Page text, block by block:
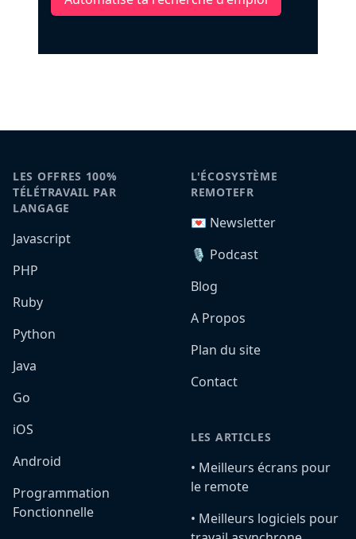
LES OFFRES 100%
TÉLÉTRAVAIL PAR
LANGAGE
Javascript
PHP
Ruby
Python
Java
Go
iOS
Android
Programmation
Fonctionnelle
L'ÉCOSYSTÈME
REMOTEFR
💌 Newsletter
🎙️ Podcast
Blog
A Propos
Plan du site
Contact
LES ARTICLES
•️ Meilleurs écrans pour
le remote
•️ Meilleurs logiciels pour